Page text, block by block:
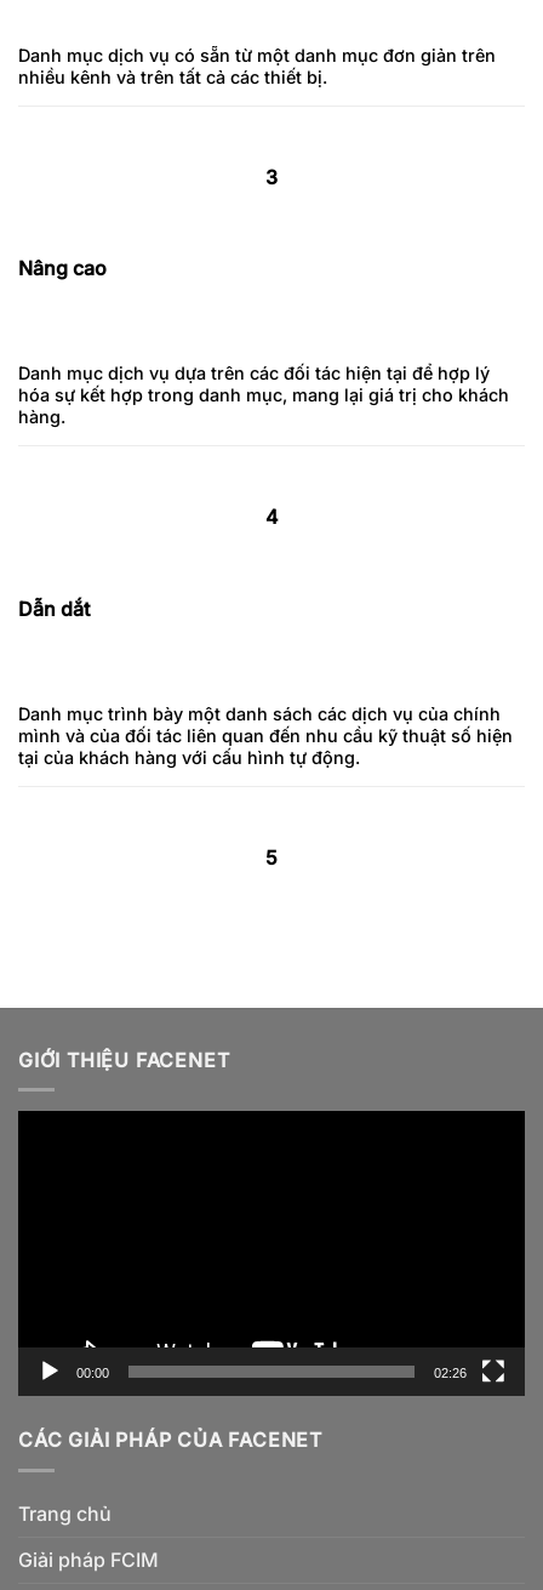
Danh mục dịch vụ có sẵn từ một danh mục đơn giản trên
nhiều kênh và trên tất cả các thiết bị.
3
Nâng cao
Danh mục dịch vụ dựa trên các đối tác hiện tại để hợp lý
hóa sự kết hợp trong danh mục, mang lại giá trị cho khách
hàng.
4
Dẫn dắt
Danh mục trình bày một danh sách các dịch vụ của chính
mình và của đối tác liên quan đến nhu cầu kỹ thuật số hiện
tại của khách hàng với cấu hình tự động.
5
GIỚI THIỆU FACENET
00:00 02:26
CÁC GIẢI PHÁP CỦA FACENET
Trang chủ
Giải pháp FCIM